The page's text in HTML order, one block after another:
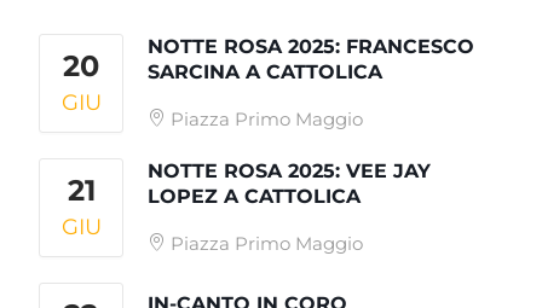
20
GIU
NOTTE ROSA 2025: FRANCESCO
SARCINA A CATTOLICA
Piazza Primo Maggio
21
GIU
NOTTE ROSA 2025: VEE JAY
LOPEZ A CATTOLICA
Piazza Primo Maggio
IN-CANTO IN CORO